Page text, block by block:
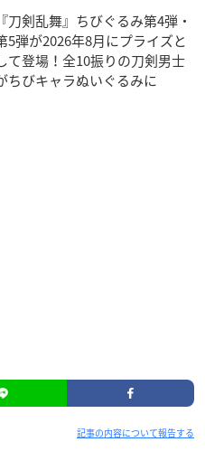
『刀剣乱舞』ちびぐるみ第4弾・
5弾が2026年8月にプライズと
て登場！全10振りの刀剣男士
ちびキャラぬいぐるみに
記事の内容について報告する